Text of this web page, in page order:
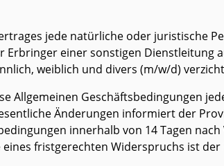
jede natürliche oder juristische
Erbringer einer sonstigen Dienstleitung
weiblich und divers (m/w/d)
Allgemeinen Geschäftsbedingungen
Änderungen informiert der
innerhalb von 14 Tagen
eines fristgerechten Widerspruchs ist